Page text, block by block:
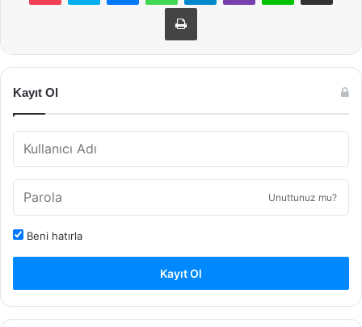
Yazdır
Kayıt Ol
Unuttunuz mu?
Beni hatırla
Kayıt Ol